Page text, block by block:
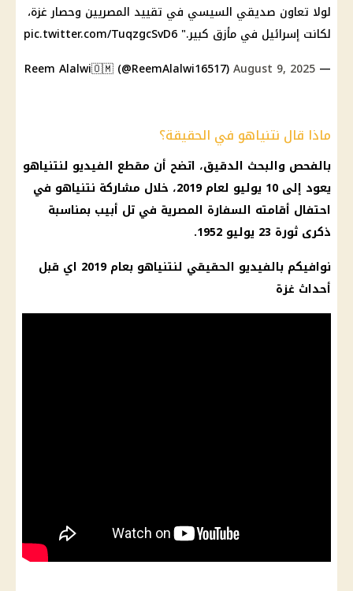
لولا تعاون صديقي السيسي في تقييد المصريين وحصار غزة،
لكانت إسرائيل في مأزق كبير." pic.twitter.com/TuqzgcSvD6
— Reem Alalwi🇴🇲 (@ReemAlalwi16517)
August 9, 2025
ماذا قال نتنياهو في الحقيقة؟
بالفحص والبحث الدقيق، اتضح أن مقطع الفيديو لنتنياهو
يعود إلى 10 يوليو لعام 2019، خلال مشاركة نتنياهو في
احتفال أقامته السفارة المصرية في تل أبيب بمناسبة
ذكرى ثورة 23 يوليو 1952.
نوافيكم بالفيديو الحقيقي لنتنياهو بعام 2019 اي قبل
أحداث غزة